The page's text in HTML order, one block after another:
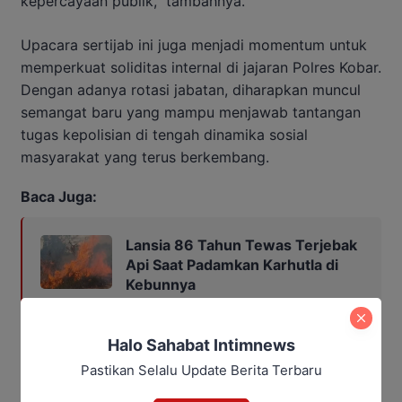
Upacara sertijab ini juga menjadi momentum untuk
memperkuat soliditas internal di jajaran Polres Kobar.
Dengan adanya rotasi jabatan, diharapkan muncul
semangat baru yang mampu menjawab tantangan
tugas kepolisian di tengah dinamika sosial
masyarakat yang terus berkembang.
Baca Juga:
Lansia 86 Tahun Tewas Terjebak
Api Saat Padamkan Karhutla di
Kebunnya
Penulis: Yusro
Editor: Andrian
Halo Sahabat Intimnews
Pastikan Selalu Update Berita Terbaru